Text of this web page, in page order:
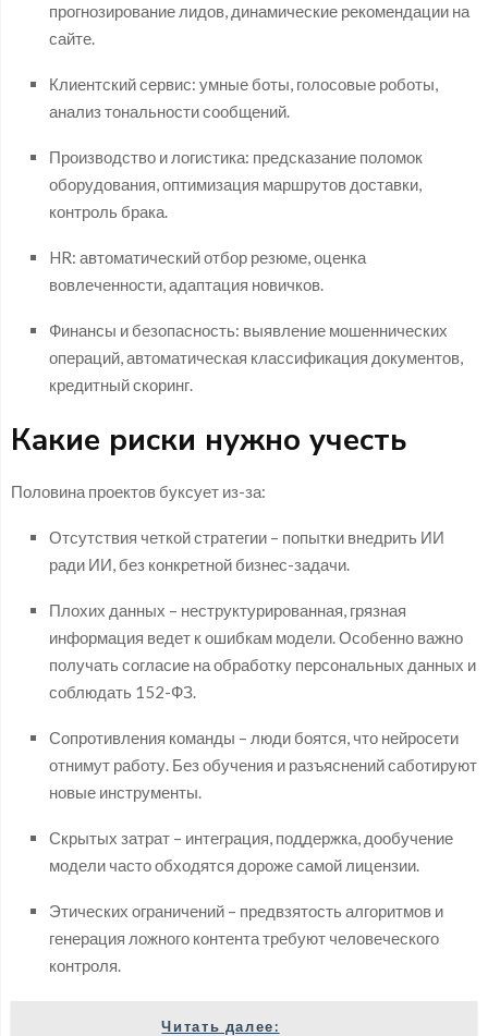
прогнозирование лидов, динамические рекомендации на
сайте.
Клиентский сервис: умные боты, голосовые роботы,
анализ тональности сообщений.
Производство и логистика: предсказание поломок
оборудования, оптимизация маршрутов доставки,
контроль брака.
HR: автоматический отбор резюме, оценка
вовлеченности, адаптация новичков.
Финансы и безопасность: выявление мошеннических
операций, автоматическая классификация документов,
кредитный скоринг.
Какие риски нужно учесть
Половина проектов буксует из-за:
Отсутствия четкой стратегии – попытки внедрить ИИ
ради ИИ, без конкретной бизнес-задачи.
Плохих данных – неструктурированная, грязная
информация ведет к ошибкам модели. Особенно важно
получать согласие на обработку персональных данных и
соблюдать 152-ФЗ.
Сопротивления команды – люди боятся, что нейросети
отнимут работу. Без обучения и разъяснений саботируют
новые инструменты.
Скрытых затрат – интеграция, поддержка, дообучение
модели часто обходятся дороже самой лицензии.
Этических ограничений – предвзятость алгоритмов и
генерация ложного контента требуют человеческого
контроля.
Читать далее: